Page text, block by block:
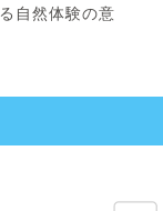
自然体験の意